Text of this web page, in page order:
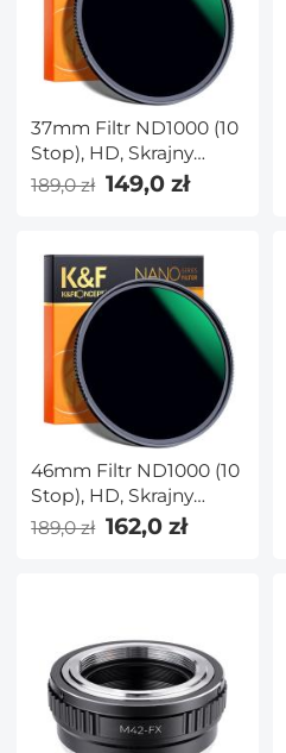
37mm Filtr ND1000 (10
Stop), HD, Skrajny
Cienki,
Wielowarstwowy,
189,0 zł 149,0 zł
46mm Filtr ND1000 (10
Stop), HD, Skrajny
Cienki,
189,0 zł 162,0 zł